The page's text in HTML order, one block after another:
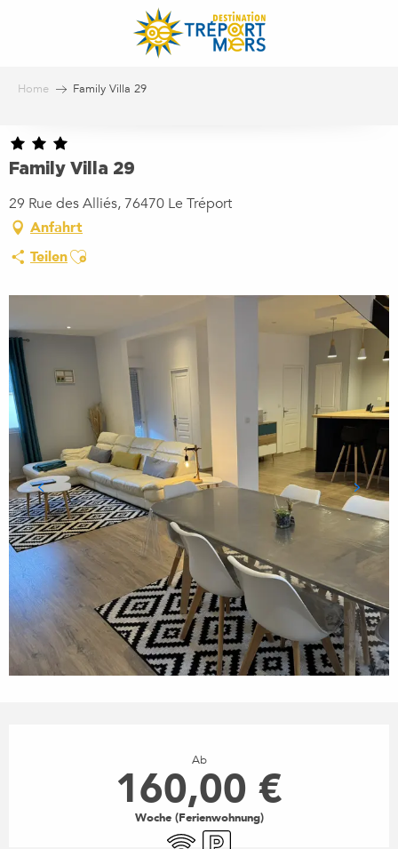
Home Family Villa 29
Family Villa 29
29 Rue des Alliés, 76470 Le Tréport
Anfahrt
TeilenAjouter aux favoris
Ab
160,00 €
Woche (Ferienwohnung)
Wi-Fi Parkplatz